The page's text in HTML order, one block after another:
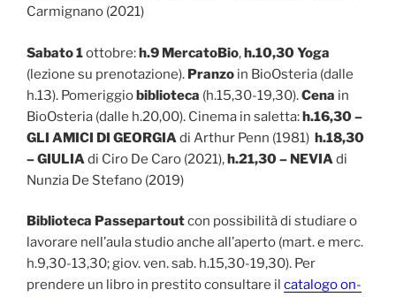
Carmignano (2021)
Sabato 1ottobre:h.9 MercatoBio,h.10,30 Yoga
(lezione su prenotazione). Pranzo in BioOsteria (dalle
h.13). Pomeriggiobiblioteca (h.15,30-19,30).Cena in
BioOsteria (dalle h.20,00). Cinema in saletta:h.16,30 –
GLI AMICI DI GEORGIA di Arthur Penn (1981) h.18,30
– GIULIA di Ciro De Caro (2021),h.21,30 – NEVIA di
Nunzia De Stefano (2019)
Biblioteca Passepartoutcon possibilità di studiare o
lavorare nell’aula studio anche all’aperto (mart. e merc.
h.9,30-13,30; giov. ven. sab. h.15,30-19,30). Per
prendere un libro in prestito consultare il catalogo on-